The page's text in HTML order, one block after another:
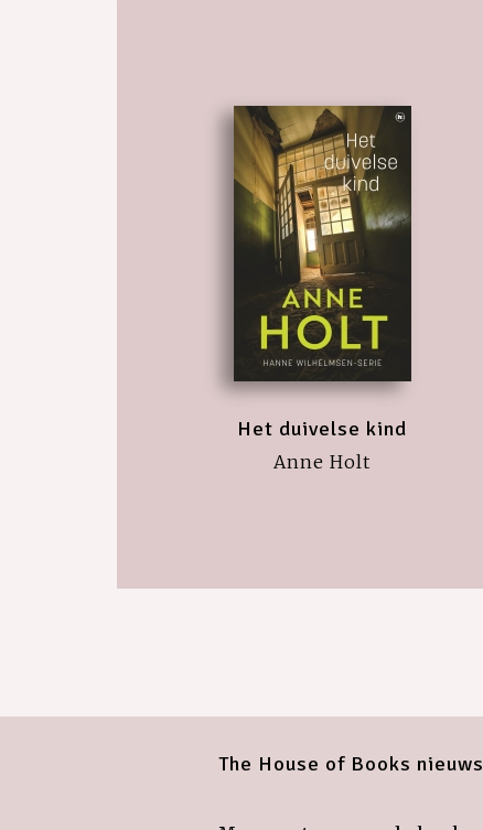
Het duivelse kind
Anne Holt
The House of Books